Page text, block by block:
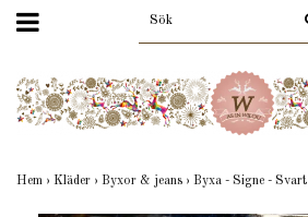
Hem › Kläder › Byxor & jeans › Byxa - Signe - Svart